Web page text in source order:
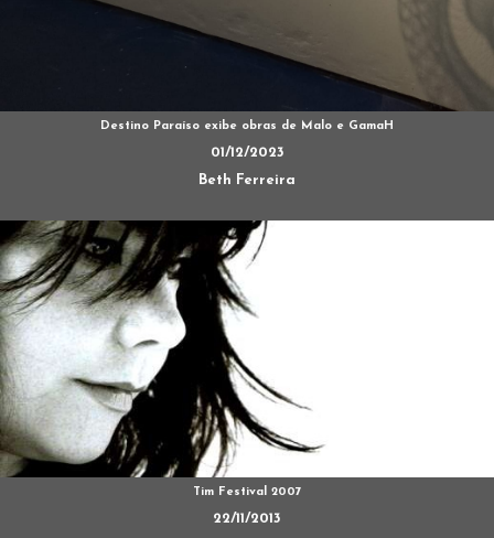
Destino Paraíso exibe obras de Malo e GamaH
01/12/2023
Beth Ferreira
Tim Festival 2007
22/11/2013